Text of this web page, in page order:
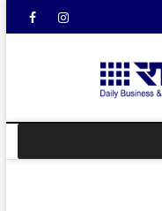
FacebookInstagram